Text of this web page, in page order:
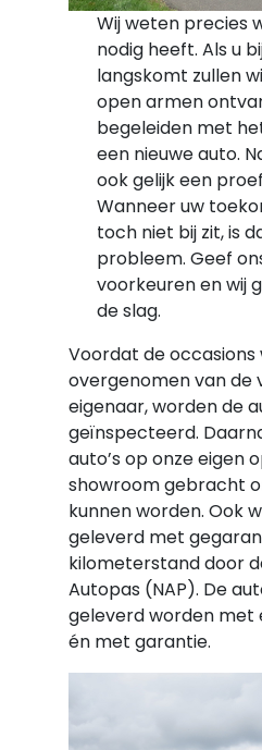
Wij weten precies
nodig heeft. Als u
langskomt zullen
open armen
begeleiden met
een nieuwe auto.
ook gelijk een
Wanneer uw
toch niet bij zit, is
probleem. Geef
voorkeuren en wij
de slag.
Voordat de occasions
overgenomen van de
eigenaar, worden de
geïnspecteerd.
auto’s op onze eigen
showroom gebracht
kunnen worden. Ook
geleverd met
kilometerstand door
Autopas (NAP). De
geleverd worden met
én met garantie.